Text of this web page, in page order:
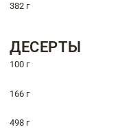
382 г
ДЕСЕРТЫ
100 г
166 г
498 г